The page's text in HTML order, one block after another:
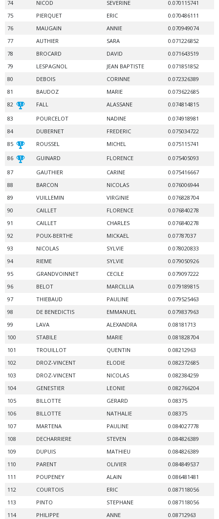
74 NICOD SEVERINE
0.070115741
75
PIERQUET ERIC
0.070486111
76
MAUGAIN ANNIE
0.070949074
77
AUTHIER SARA
0.071226852
78
BROCARD DAVID
0.071643519
79
LESPAGNOL JEAN BAPTISTE
0.071851852
80
DEBOIS CORINNE
0.072326389
81
BAUDOZ MARIE
0.073622685
82
FALL ALASSANE
0.074814815
83
POURCELOT NADINE
0.074918981
84
DUBERNET FREDERIC
0.075034722
85
ROUSSEL MICHEL
0.075115741
86
GUINARD FLORENCE
0.075405093
87
GAUTHIER CARINE
0.075416667
88
BARCON NICOLAS
0.076006944
89
VUILLEMIN VIRGINIE
0.076828704
90
CAILLET FLORENCE
0.076840278
91
CAILLET CHARLES
0.076840278
92
POUX-BERTHE MICKAEL
0.07787037
93
NICOLAS SYLVIE
0.078020833
94
RIEME SYLVIE
0.079050926
95
GRANDVOINNET CECILE
0.079097222
96
BELOT MARCILLIA
0.079189815
97
THIEBAUD PAULINE
0.079525463
98
DE BENEDICTIS EMMANUEL
0.079837963
99
LAVA ALEXANDRA
0.08181713
100
STABILE MARIE
0.081828704
101
TROUILLOT QUENTIN
0.08212963
102
DROZ-VINCENT ELODIE
0.082372685
103
DROZ-VINCENT NICOLAS
0.082384259
104
GENESTIER LEONIE
0.082766204
105
BILLOTTE GERARD
0.08375
106
BILLOTTE NATHALIE
0.08375
107
MARTENA PAULINE
0.084027778
108
DECHARRIERE STEVEN
0.084826389
109
DUPUIS MATHIEU
0.084826389
110
PARENT OLIVIER
0.084849537
111
POUPENEY ALAIN
0.086481481
112
COURTOIS ERIC
0.087118056
113
PINTO STEPHANE
0.087118056
114
PHILIPPE ANNE
0.08712963